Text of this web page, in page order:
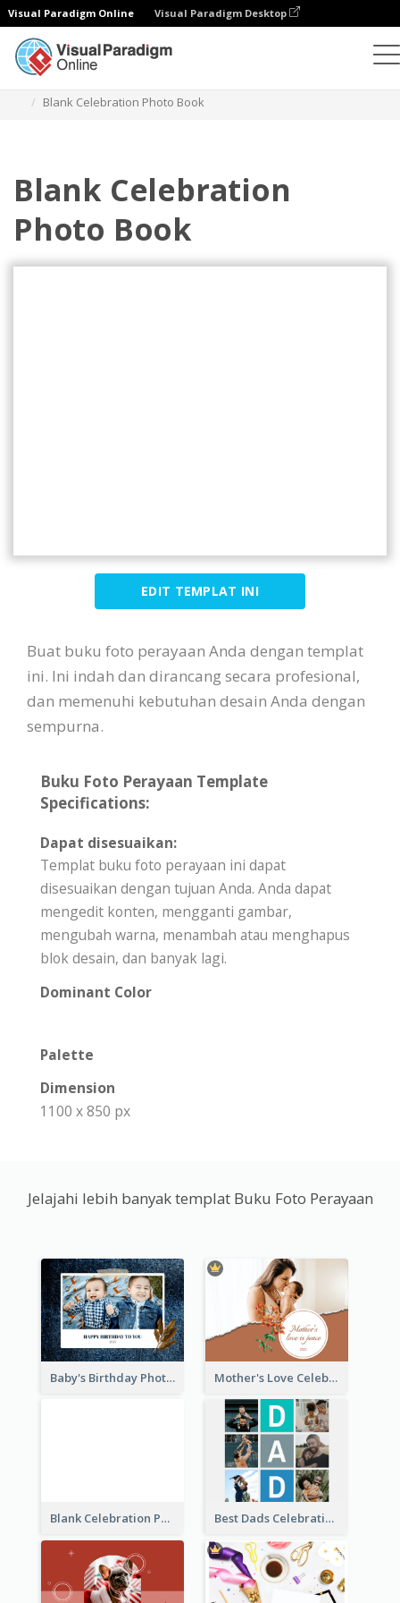
Visual Paradigm Online Visual Paradigm Desktop
Blank Celebration Photo Book
Blank Celebration
Photo Book
EDIT TEMPLAT INI
Buat buku foto perayaan Anda dengan templat
ini. Ini indah dan dirancang secara profesional,
dan memenuhi kebutuhan desain Anda dengan
sempurna.
Buku Foto Perayaan Template
Specifications:
Dapat disesuaikan:
Templat buku foto perayaan ini dapat
disesuaikan dengan tujuan Anda. Anda dapat
mengedit konten, mengganti gambar,
mengubah warna, menambah atau menghapus
blok desain, dan banyak lagi.
Dominant Color
Palette
Dimension
1100 x 850 px
Jelajahi lebih banyak templat Buku Foto Perayaan
Baby's Birthday Photo Book Mother's Love Celebration Photo Book
Blank Celebration Photo Book Best Dads Celebration Photo Book